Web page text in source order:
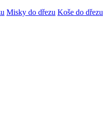
Misky do dřezu Koše do dřezu